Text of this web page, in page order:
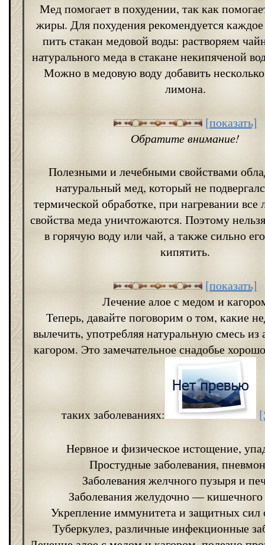
Мед помогает в похудении, так как
жиры. Для похудения рекомендуется
пить стакан медовой воды: растворяем
натурального меда в стакане некипяченой
Можно в медовую воду добавить
лимона.
[показать]
Обратите внимание!
Полезными и лечебными свойствами
натуральный мед, который не
термической обработке, при нагревании все
свойства меда уничтожаются. Поэтому
в горячую воду или чай, а также сильно
кипятить.
[показать]
Лечение алое с медом и
Теперь, давайте поговорим о том, какие
вылечить, употребляя натуральную смесь
кагором. Это замечательное снадобье
таких заболеваниях:
Нервное и физическое истощение,
Простудные заболевания,
Заболевания желчного пузыря и
Заболевания желудочно — кишечного
Укрепление иммунитета и защитных сил
Туберкулез, различные инфекционные